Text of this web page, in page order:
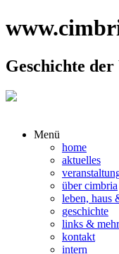
Geschichte
Menü
home
aktuelles
über cimbria
leben, haus
geschichte
links & mehr
kontakt
intern